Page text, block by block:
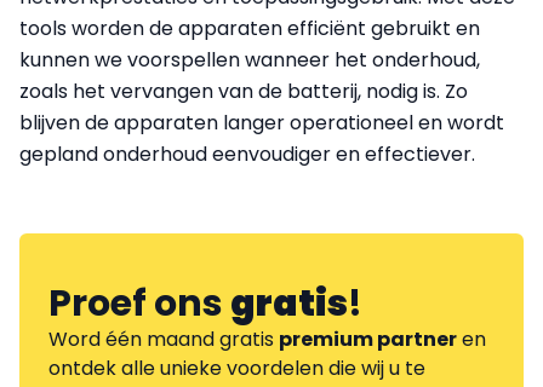
tools worden de apparaten efficiënt gebruikt en
kunnen we voorspellen wanneer het onderhoud,
zoals het vervangen van de batterij, nodig is. Zo
blijven de apparaten langer operationeel en wordt
gepland onderhoud eenvoudiger en effectiever.
Proef onsgratis!
Word één maand gratis premium partneren
ontdek alle unieke voordelen die wij u te